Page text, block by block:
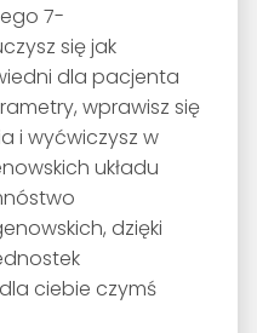
7-
się jak
dla pacjenta
wprawisz się
i wyćwiczysz w
układu
dzięki
ciebie czymś